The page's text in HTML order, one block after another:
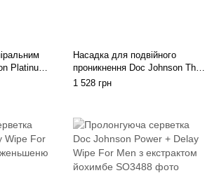
Platinum
Blast
Насадка для подвійного
проникнення Doc Johnson The
Double Dip 2 Black, для пеніса
1 528 грн